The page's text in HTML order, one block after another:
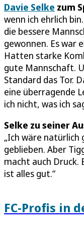
Davie Selke zum
wenn ich ehrlich
die bessere
gewonnen. Es war
Hatten starke
gute Mannschaft.
Standard das Tor.
eine überragende
ich nicht, was ich
Selke zu seiner
„Ich wäre natürlich
geblieben. Aber
macht auch Druck.
ist alles gut.“
FC-Profis in